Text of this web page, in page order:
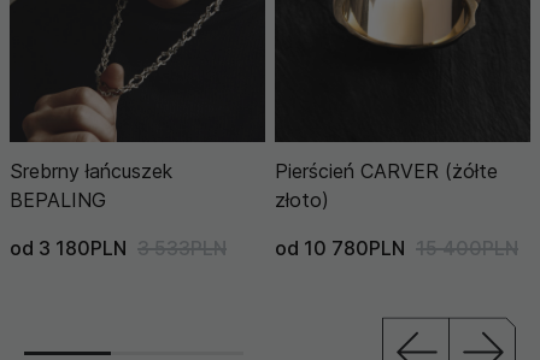
Srebrny łańcuszek
BEPALING
od 3 180PLN 3 533PLN
Pierścień CARVER (żółte
złoto)
od 10 780PLN 15 400PLN